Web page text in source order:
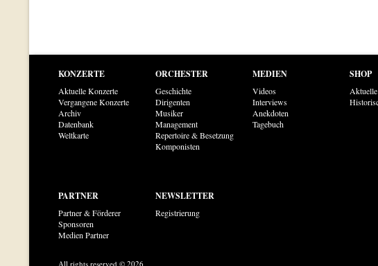
KONZERTE
Aktuelle Konzerte
Vergangene Konzerte
Archiv
Datenbank
Weltkarte
ORCHESTER
Geschichte
Dirigenten
Musiker
Management
Repertoire & Besetzung
Komponisten
MEDIEN
Videos
Interviews
Anekdoten
Tagebuch
SHOP
PARTNER
Partner & Förderer
Sponsoren
Medien Partner
NEWSLETTER
Registrierung
All rights reserved © 2026